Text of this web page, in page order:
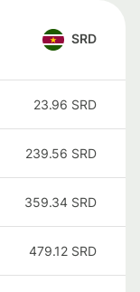
SRD
23.96 SRD
239.56 SRD
359.34 SRD
479.12 SRD